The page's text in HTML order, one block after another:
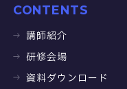
CONTENTS
講師紹介
研修会場
資料ダウンロード